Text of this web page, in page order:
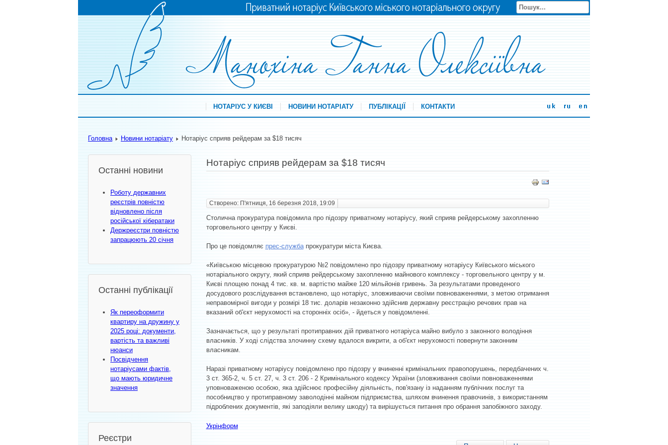
НОТАРІУС У КИЄВІ НОВИНИ НОТАРІАТУ ПУБЛІКАЦІЇ КОНТАКТИ
Головна Новини нотаріату Нотаріус сприяв рейдерам за $18 тисяч
Останні новини
Роботу державних
реєстрів повністю
відновлено після
російської кібератаки
Держреєстри повністю
запрацюють 20 січня
Останні публікації
Як переоформити
квартиру на дружину у
2025 році: документи,
вартість та важливі
нюанси
Посвідчення
нотаріусами фактів,
що мають юридичне
значення
Реєстри
Нотаріус сприяв рейдерам за $18 тисяч
Створено: П'ятниця, 16 березня 2018, 19:09
Столична прокуратура повідомила про підозру приватному нотаріусу, який сприяв рейдерському захопленню
торговельного центру у Києві.
Про це повідомляє прес-службапрокуратури міста Києва.
«Київською місцевою прокуратурою №2 повідомлено про підозру приватному нотаріусу Київського міського
нотаріального округу, який сприяв рейдерському захопленню майнового комплексу - торговельного центру у м.
Києві площею понад 4 тис. кв. м. вартістю майже 120 мільйонів гривень. За результатами проведеного
досудового розслідування встановлено, що нотаріус, зловживаючи своїми повноваженнями, з метою отримання
неправомірної вигоди у розмірі 18 тис. доларів незаконно здійснив державну реєстрацію речових прав на
вказаний об'єкт нерухомості на сторонніх осіб», - йдеться у повідомленні.
Зазначається, що у результаті протиправних дій приватного нотаріуса майно вибуло з законного володіння
власників. У ході слідства злочинну схему вдалося викрити, а об'єкт нерухомості повернути законним
власникам.
Наразі приватному нотаріусу повідомлено про підозру у вчиненні кримінальних правопорушень, передбачених ч.
3 ст. 365-2, ч. 5 ст. 27, ч. 3 ст. 206 - 2 Кримінального кодексу України (зловживання своїми повноваженнями
уповноваженою особою, яка здійснює професійну діяльність, пов'язану із наданням публічних послуг та
пособництво у протиправному заволодінні майном підприємства, шляхом вчинення правочинів, з використанням
підроблених документів, які заподіяли велику шкоду) та вирішується питання про обрання запобіжного заходу.
Укрінформ